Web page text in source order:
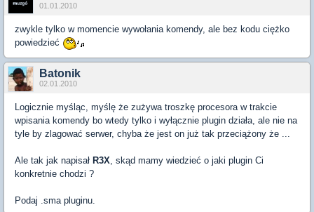
01.01.2010
zwykle tylko w momencie wywołania komendy, ale bez kodu ciężko
powiedzieć
Batonik
02.01.2010
Logicznie myśląc, myślę że zużywa troszkę procesora w trakcie
wpisania komendy bo wtedy tylko i wyłącznie plugin działa, ale nie na
tyle by zlagować serwer, chyba że jest on już tak przeciążony że ...
Ale tak jak napisał R3X , skąd mamy wiedzieć o jaki plugin Ci
konkretnie chodzi ?
Podaj .sma pluginu.